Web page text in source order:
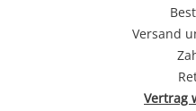
Versand
Vertrag